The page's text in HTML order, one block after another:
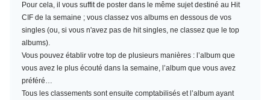
Pour cela, il vous suffit de poster dans le même sujet destiné au Hit
CIF de la semaine ; vous classez vos albums en dessous de vos
singles (ou, si vous n'avez pas de hit singles, ne classez que le top
albums).
Vous pouvez établir votre top de plusieurs manières : l’album que
vous avez le plus écouté dans la semaine, l’album que vous avez
préféré…
Tous les classements sont ensuite comptabilisés et l’album ayant